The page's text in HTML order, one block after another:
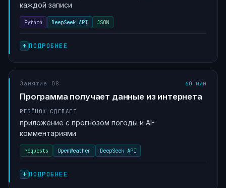
каждой записи
Python DeepSeek API JSON
ПОДРОБНЕЕ
Занятие 08 60 мин
Программа получает данные из интернета
РЕБЁНОК СДЕЛАЕТ
приложение с прогнозом погоды и AI-
комментариями
requests OpenWeather DeepSeek API
ПОДРОБНЕЕ